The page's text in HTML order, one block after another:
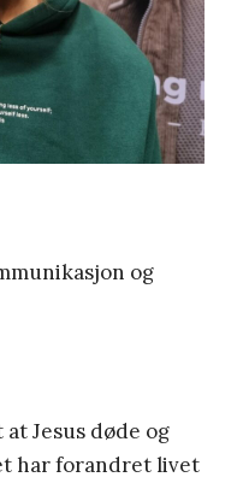
og
Jesus døde og
har forandret livet